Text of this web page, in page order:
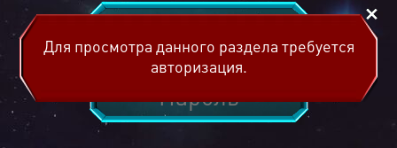
Для просмотра данного раздела требуется
авторизация.